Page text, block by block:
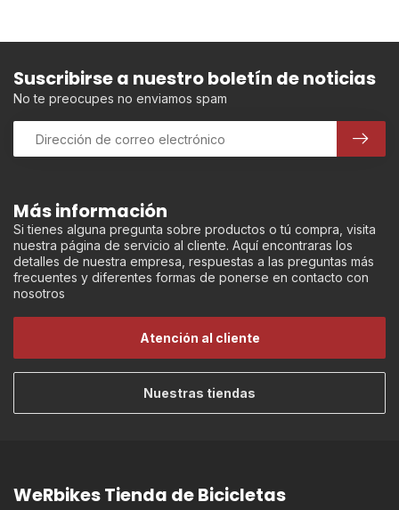
Más información
Si tienes alguna pregunta sobre productos o tú compra, visita
nuestra página de servicio al cliente. Aquí encontraras los
detalles de nuestra empresa, respuestas a las preguntas más
frecuentes y diferentes formas de ponerse en contacto con
nosotros
Atención al cliente
Nuestras tiendas
Suscribirse a nuestro boletín de noticias
No te preocupes no enviamos spam
WeRbikes Tienda de Bicicletas